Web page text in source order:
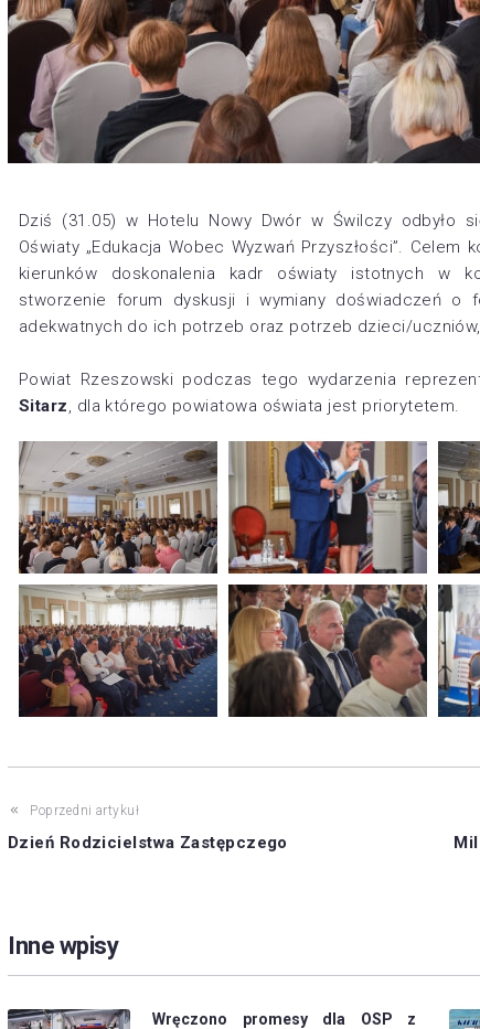
Dziś (31.05) w Hotelu Nowy Dwór w Świlczy odbyło
Oświaty „Edukacja Wobec Wyzwań Przyszłości”.
kierunków doskonalenia kadr oświaty istotnych w
stworzenie forum dyskusji i wymiany doświadczeń o
adekwatnych do ich potrzeb oraz potrzeb dzieci/
Powiat Rzeszowski podczas tego wydarzenia
Sitarz, dla którego powiatowa oświata jest priorytetem.
Poprzedni artykuł
Dzień Rodzicielstwa Zastępczego
Inne wpisy
Wręczono promesy dla OSP z